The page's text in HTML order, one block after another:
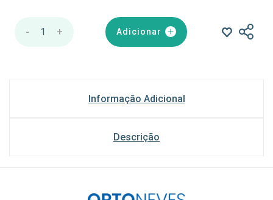
- 1 + Adicionar
Informação Adicional
Descrição